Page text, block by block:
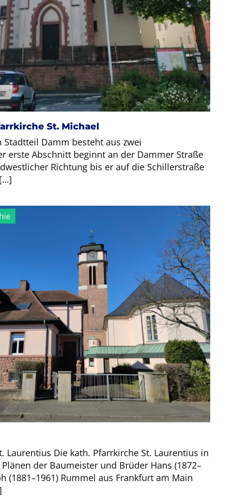
St. Michael
Damm besteht aus zwei
erste Abschnitt beginnt an der Dammer Straße
Richtung bis er auf die Schillerstraße
Laurentius Die kath. Pfarrkirche St. Laurentius in
der Baumeister und Brüder Hans (1872–
(1881–1961) Rummel aus Frankfurt am Main